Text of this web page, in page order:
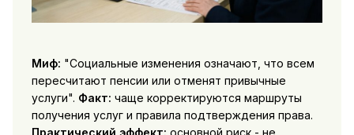
Миф: "Социальные изменения означают, что всем
пересчитают пенсии или отменят привычные
услуги". Факт: чаще корректируются маршруты
получения услуг и правила подтверждения права.
Практический эффект: основной риск - не